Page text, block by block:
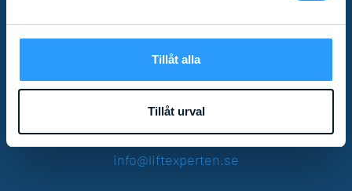
Tillåt alla
Tillåt urval
Göteborg
031 - 20 20 05
Stockholm
08 - 721 70 05
info@liftexperten.se